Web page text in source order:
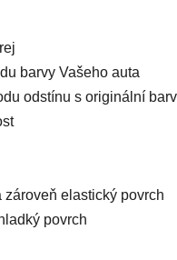
barvy Vašeho auta
odstínu s originální
zároveň elastický povrch
povrch